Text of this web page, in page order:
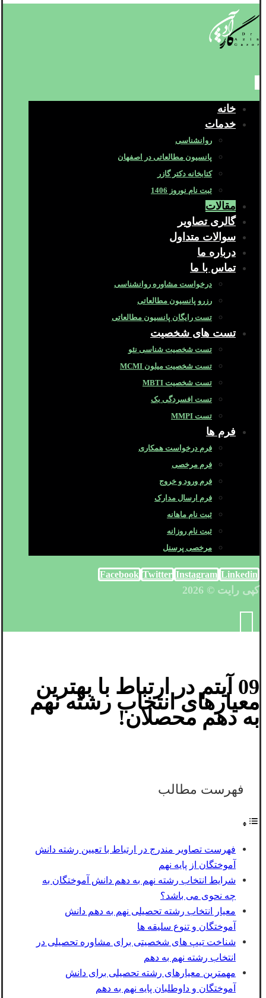
خانه
خدمات
روانشناسی
پانسیون مطالعاتی در اصفهان
کتابخانه دکتر گازر
ثبت نام نوروز 1406
مقالات
گالری تصاویر
سوالات متداول
درباره ما
تماس با ما
درخواست مشاوره روانشناسی
رزرو پانسیون مطالعاتی
تست رایگان پانسیون مطالعاتی
تست های شخصیت
تست شخصیت شناسی نئو
تست شخصیت میلون MCMI
تست شخصیت MBTI
تست افسردگی بک
تست MMPI
فرم ها
فرم درخواست همکاری
فرم مرخصی
فرم ورود و خروج
فرم ارسال مدارک
ثبت نام ماهانه
ثبت نام روزانه
مرخصی پرسنل
Facebook Twitter Instagram Linkedin
کپی رایت © 2026
09 آیتم در ارتباط با بهترین
معیارهای انتخاب رشته نهم
به دهم محصلان!
فهرست مطالب
فهرست تصاویر مندرج در ارتباط با تعیین رشته دانش
آموختگان از پایه نهم
شرایط انتخاب رشته نهم به دهم دانش آموختگان به
چه نحوی می باشد؟
معیار انتخاب رشته تحصیلی نهم به دهم دانش
آموختگان و تنوع سلیقه ها
شناخت تیپ های شخصیتی برای مشاوره تحصیلی در
انتخاب رشته نهم به دهم
مهمترین معیارهای رشته تحصیلی برای دانش
آموختگان و داوطلبان پایه نهم به دهم